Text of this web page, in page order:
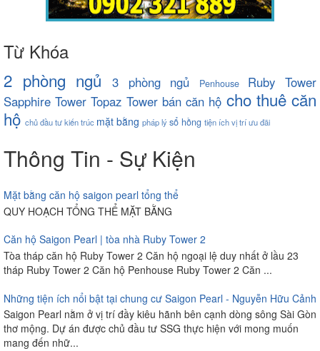
Từ Khóa
2 phòng ngủ 3 phòng ngủ Penhouse
Ruby Tower
Sapphire Tower Topaz Tower bán căn hộ cho thuê căn
hộ chủ đầu tưkiến trúc mặt bằng pháp lýsổ hồng tiện íchvị tríưu đãi
Thông Tin - Sự Kiện
Mặt bằng căn hộ saigon pearl tổng thể
QUY HOẠCH TỔNG THỂ MẶT BẰNG
Căn hộ Saigon Pearl | tòa nhà Ruby Tower 2
Tòa tháp căn hộ Ruby Tower 2 Căn hộ ngoại lệ duy nhất ở lầu 23
tháp Ruby Tower 2 Căn hộ Penhouse Ruby Tower 2 Căn ...
Những tiện ích nổi bật tại chung cư Saigon Pearl - Nguyễn Hữu Cảnh
Saigon Pearl nằm ở vị trí đầy kiêu hãnh bên cạnh dòng sông Sài Gòn
thơ mộng. Dự án được chủ đầu tư SSG thực hiện với mong muốn
mang đến nhữ...